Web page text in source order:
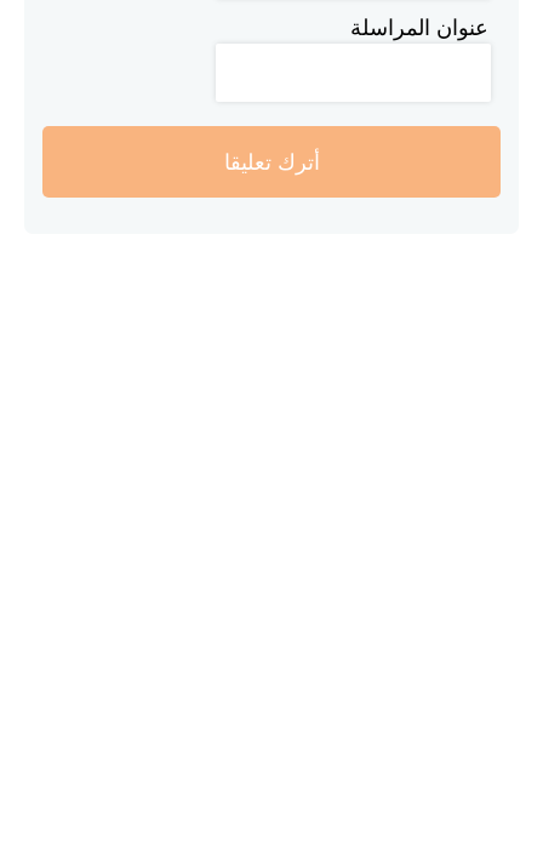
عنوان المراسلة
أترك تعليقا